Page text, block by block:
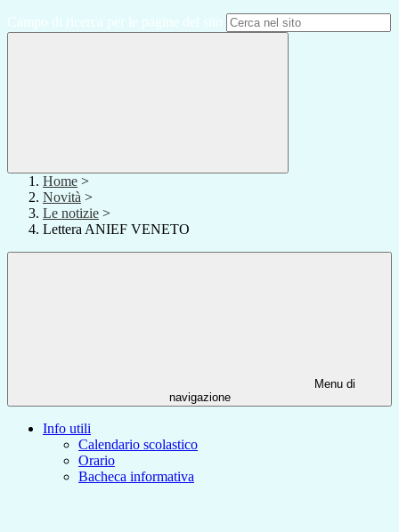
Campo di ricerca per le pagine del sito
Home >
Novità >
Le notizie >
Lettera ANIEF VENETO
Menu di
navigazione
Info utili
Calendario scolastico
Orario
Bacheca informativa